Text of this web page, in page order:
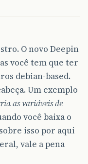
O novo Deepin
você tem que ter
debian-based.
Um exemplo
as variáveis de
você baixa o
isso por aqui
vale a pena